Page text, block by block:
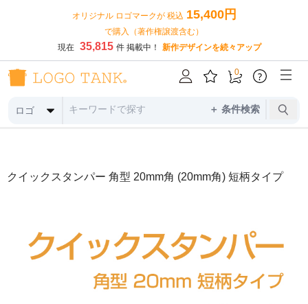
オリジナル ロゴマークが 税込 15,400円
で購入（著作権譲渡含む）
現在 35,815 件 掲載中！ 新作デザインを続々アップ
ロゴ ＋ 条件検索
0 ?
クイックスタンパー 角型 20mm角 (20mm角) 短柄タイプ